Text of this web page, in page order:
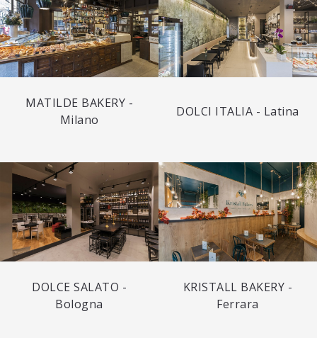
MATILDE BAKERY -
Milano
DOLCI ITALIA - Latina
DOLCE SALATO -
Bologna
KRISTALL BAKERY -
Ferrara